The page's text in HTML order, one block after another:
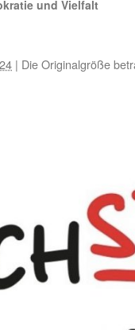
und Vielfalt
| Die Originalgröße